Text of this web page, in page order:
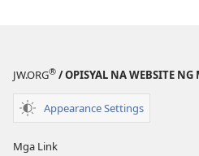
JW.ORG® / OPISYAL NA WEBSITE NG
Appearance Settings
Mga Link